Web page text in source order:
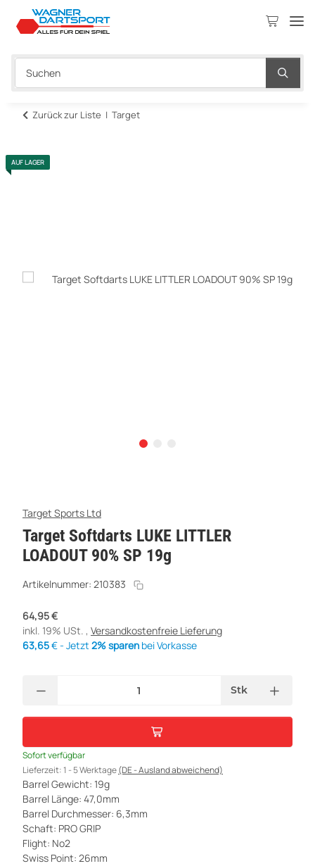
Zurück zur Liste Target
AUF LAGER
Target Sports Ltd
Target Softdarts LUKE LITTLER
LOADOUT 90% SP 19g
Artikelnummer: 210383
64,95 €
inkl. 19% USt. , Versandkostenfreie Lieferung
63,65€ - Jetzt 2% sparen bei Vorkasse
Stk
Sofort verfügbar
Lieferzeit:1 - 5 Werktage(DE - Ausland abweichend)
Barrel Gewicht: 19g
Barrel Länge: 47,0mm
Barrel Durchmesser: 6,3mm
Schaft: PRO GRIP
Flight: No2
Swiss Point: 26mm